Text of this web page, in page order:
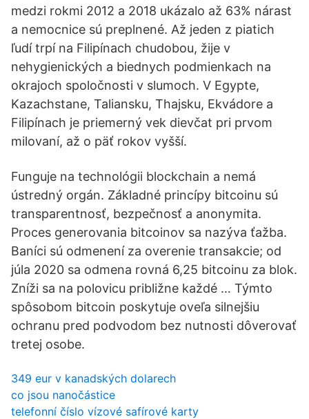
medzi rokmi 2012 a 2018 ukázalo až 63% nárast
a nemocnice sú preplnené. Až jeden z piatich
ľudí trpí na Filipínach chudobou, žije v
nehygienických a biednych podmienkach na
okrajoch spoločnosti v slumoch. V Egypte,
Kazachstane, Taliansku, Thajsku, Ekvádore a
Filipínach je priemerný vek dievčat pri prvom
milovaní, až o päť rokov vyšší.
Funguje na technológii blockchain a nemá
ústredný orgán. Základné princípy bitcoinu sú
transparentnosť, bezpečnosť a anonymita.
Proces generovania bitcoinov sa nazýva ťažba.
Baníci sú odmenení za overenie transakcie; od
júla 2020 sa odmena rovná 6,25 bitcoinu za blok.
Zníži sa na polovicu približne každé … Týmto
spôsobom bitcoin poskytuje oveľa silnejšiu
ochranu pred podvodom bez nutnosti dôverovať
tretej osobe.
349 eur v kanadských dolarech
co jsou nanočástice
telefonní číslo vízové ​​safírové karty